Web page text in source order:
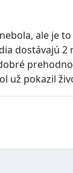
ale je
dostávajú 2
už pokazil